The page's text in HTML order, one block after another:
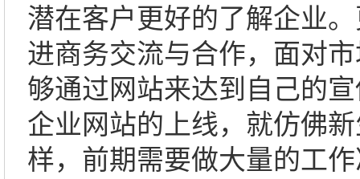
潜在客户更好的了解企业
进商务交流与合作，面对
够通过网站来达到自己的
企业网站的上线，就仿佛
样，前期需要做大量的工